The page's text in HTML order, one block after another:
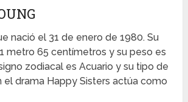
nació el 31 de enero de 1980. Su
metro 65 centímetros y su peso es
zodiacal es Acuario y su tipo de
el drama Happy Sisters actúa como